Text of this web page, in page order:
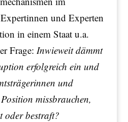
und Experten
in einem Staat u.a.
Frage: Inwieweit dämmt
erfolgreich ein und
und
missbrauchen,
oder bestraft?